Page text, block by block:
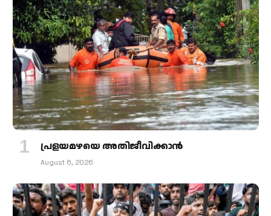
പ്രളയമഴയെ അതിജീവിക്കാന്‍
August 6, 2026